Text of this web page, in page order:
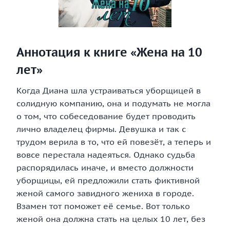
Аннотация к книге «Жена на 10
лет»
Когда Диана шла устраиваться уборщицей в
солидную компанию, она и подумать не могла
о том, что собеседование будет проводить
лично владелец фирмы. Девушка и так с
трудом верила в то, что ей повезёт, а теперь и
вовсе перестала надеяться. Однако судьба
распорядилась иначе, и вместо должности
уборщицы, ей предложили стать фиктивной
женой самого завидного жениха в городе.
Взамен тот поможет её семье. Вот только
женой она должна стать на целых 10 лет, без